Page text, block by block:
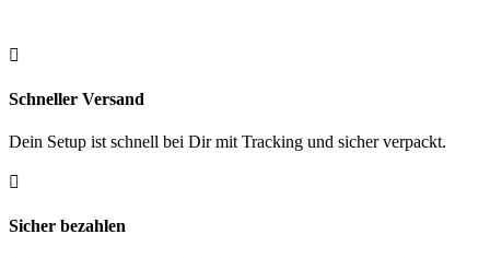
Menge

Schneller Versand
Dein Setup ist schnell bei Dir mit Tracking und sicher verpackt.

Sicher bezahlen